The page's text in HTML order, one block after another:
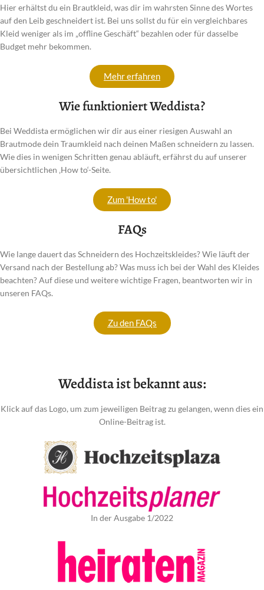
Hier erhältst du ein Brautkleid, was dir im wahrsten Sinne des Wortes
auf den Leib geschneidert ist. Bei uns sollst du für ein vergleichbares
Kleid weniger als im „offline Geschäft“ bezahlen oder für dasselbe
Budget mehr bekommen.
Mehr erfahren
Wie funktioniert Weddista?
Bei Weddista ermöglichen wir dir aus einer riesigen Auswahl an
Brautmode dein Traumkleid nach deinen Maßen schneidern zu lassen.
Wie dies in wenigen Schritten genau abläuft, erfährst du auf unserer
übersichtlichen ‚How to‘-Seite.
Zum 'How to'
FAQs
Wie lange dauert das Schneidern des Hochzeitskleides? Wie läuft der
Versand nach der Bestellung ab? Was muss ich bei der Wahl des Kleides
beachten? Auf diese und weitere wichtige Fragen, beantworten wir in
unseren FAQs.
Zu den FAQs
Weddista ist bekannt aus:
Klick auf das Logo, um zum jeweiligen Beitrag zu gelangen, wenn dies ein
Online-Beitrag ist.
In der Ausgabe 1/2022